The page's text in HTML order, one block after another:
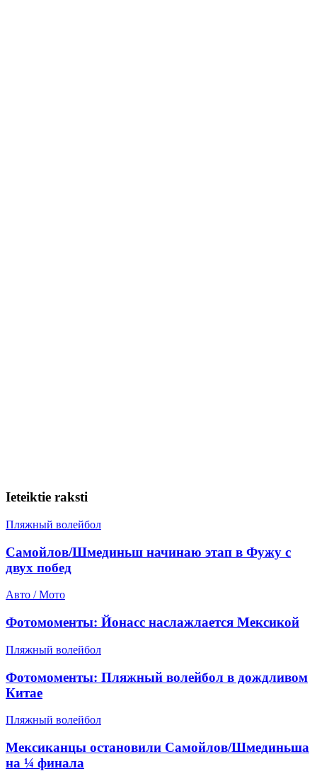
Ieteiktie raksti
Пляжный волейбол
Самойлов/Шмединьш начинаю этап в Фужу с
двух побед
Авто / Мото
Фотомоменты: Йонасс наслажлается Мексикой
Пляжный волейбол
Фотомоменты: Пляжный волейбол в дождливом
Китае
Пляжный волейбол
Мексиканцы остановили Самойлов/Шмединьша
на ¼ финала